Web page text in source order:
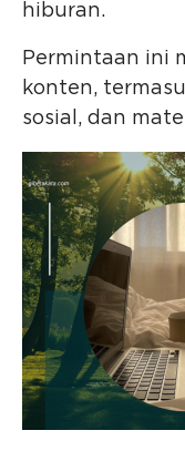
hiburan.
Permintaan ini
konten,
sosial, dan